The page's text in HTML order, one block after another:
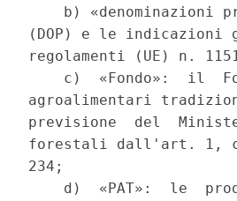
b) «denominazioni
(DOP) e le
regolamenti (UE) n.
c)  «Fondo»:  il
agroalimentari
previsione  del
forestali dall'art. 1,
234;
d)  «PAT»:  le